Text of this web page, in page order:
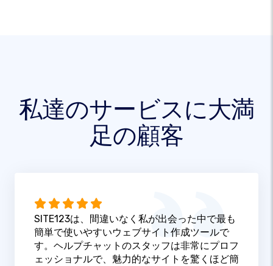
私達のサービスに大満
足の顧客
SITE123は、間違いなく私が出会った中で最も
簡単で使いやすいウェブサイト作成ツールで
す。ヘルプチャットのスタッフは非常にプロフ
ェッショナルで、魅力的なサイトを驚くほど簡